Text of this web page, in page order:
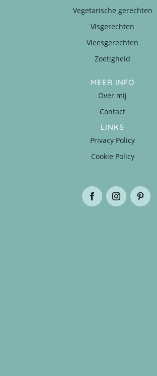
Vegetarische gerechten
Visgerechten
Vleesgerechten
Zoetigheid
MEER INFO
Over mij
Contact
LINKS
Privacy Policy
Cookie Policy